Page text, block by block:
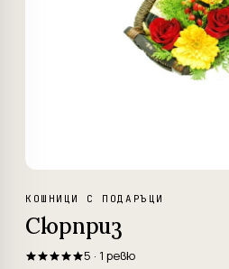
КОШНИЦИ С ПОДАРЪЦИ
Сюрприз
5 · 1 ревю